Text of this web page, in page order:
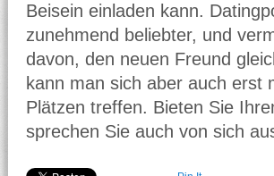
Beisein einladen kann.
zunehmend beliebter, und
davon, den neuen Freund
kann man sich aber auch erst
Plätzen treffen. Bieten Sie
sprechen Sie auch von sich